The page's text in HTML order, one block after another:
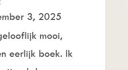
3, 2025
mooi,
eerlijk boek. Ik